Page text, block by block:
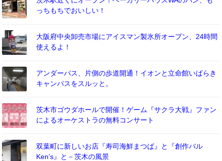
っちもちでおいしい！
大阪府中央卸売市場にアイスマン製氷所オープン、24時間
使えるよ！
アンダーパス、片側の歩道開通！イオンと立命館いばらき
キャンパスをスルッと。
茨木市ゴウダホールで開催！ゲーム『サクラ大戦』ファン
によるオーケストラの無料コンサート
双葉町に新しいお店『寿司海鮮まつば』と『創作バル
Ken’s』と－茨木の風景